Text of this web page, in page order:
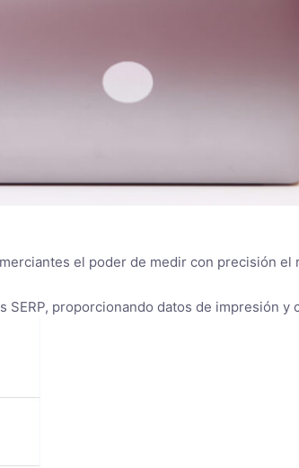
el poder de medir con precisión
proporcionando datos de impresión